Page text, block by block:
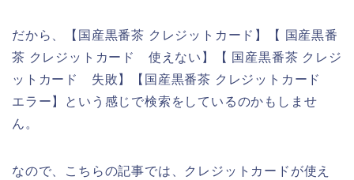
だから、【国産黒番茶 クレジットカード】【 国産黒番
茶 クレジットカード 使えない】【 国産黒番茶 クレジ
ットカード 失敗】【国産黒番茶 クレジットカード
エラー】という感じで検索をしているのかもしませ
ん。
なので、こちらの記事では、クレジットカードが使え